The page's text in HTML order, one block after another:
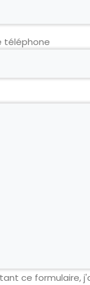
téléphone
ce formulaire,